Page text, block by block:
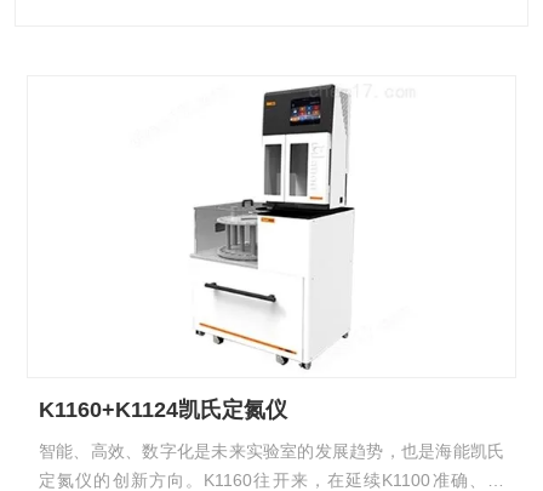
K1160+K1124凯氏定氮仪
智能、高效、数字化是未来实验室的发展趋势，也是海能凯氏
定氮仪的创新方向。K1160往开来，在延续K1100准确、稳